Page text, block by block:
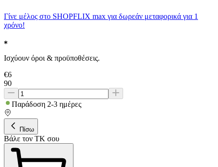
Γίνε μέλος στο SHOPFLIX max για δωρεάν μεταφορικά για 1
χρόνο!
Ισχύουν όροι & προϋποθέσεις.
€6
90
Παράδοση 2-3 ημέρες
Πίσω
Βάλε τον ΤΚ σου